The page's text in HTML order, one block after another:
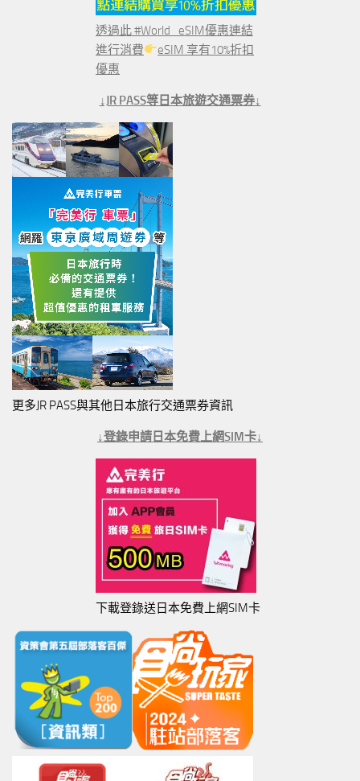
透過此 #World_eSIM優惠連結
進行消費
eSIM 享有10%折扣
優惠
↓JR PASS等日本旅遊交通票券↓
更多JR PASS與其他日本旅行交通票券資訊
↓登錄申請日本免費上網SIM卡↓
下載登錄送日本免費上網SIM卡